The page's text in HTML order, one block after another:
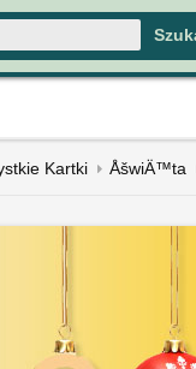
Kartki ÅšwiÄ™ta